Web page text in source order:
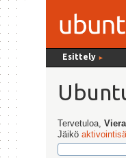
Esittely ►
Tervetuloa,
Jäikö